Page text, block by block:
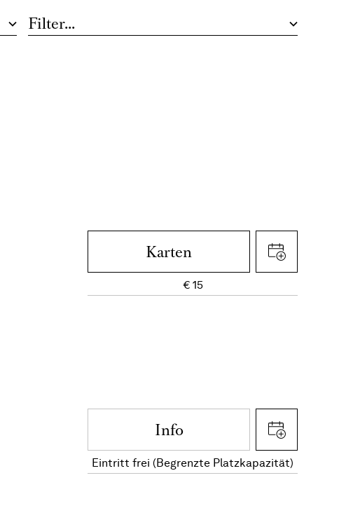
Karten
€ 15
Info
Eintritt frei (Begrenzte Platzkapazität)